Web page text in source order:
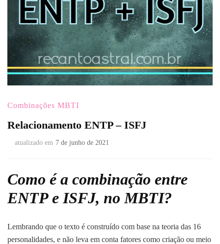
Combinações MBTI
Relacionamento ENTP – ISFJ
atualizado em 7 de junho de 2021
Como é a combinação entre
ENTP e ISFJ, no MBTI?
Lembrando que o texto é construído com base na teoria das 16
personalidades, e não leva em conta fatores como criação ou meio